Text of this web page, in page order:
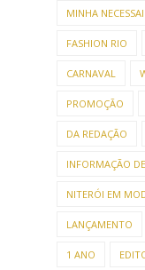
MINHA
FASHION RIO
CARNAVAL
PROMOÇÃO
DA REDAÇÃO
INFORMAÇÃO
NITERÓI EM
LANÇAMENTO
1 ANO